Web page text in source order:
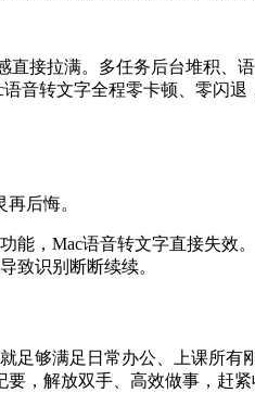
接拉满。多任务后台堆积、
音转文字全程零卡顿、零闪
后悔。
能，Mac语音转文字直接失效。
致识别断断续续。
够满足日常办公、上课所
，解放双手、高效做事，赶